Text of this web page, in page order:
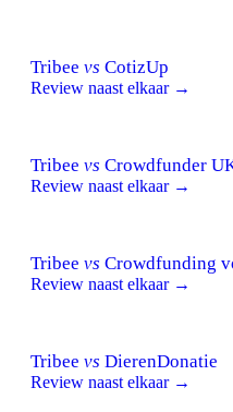
Tribee vs CotizUp
Review naast elkaar →
Tribee vs Crowdfunder
Review naast elkaar →
Tribee vs Crowdfunding
Review naast elkaar →
Tribee vs DierenDonatie
Review naast elkaar →